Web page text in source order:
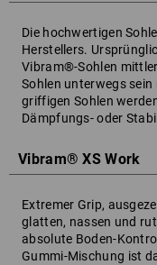
Die hochwertigen
Herstellers.
Vibram®-Sohlen
Sohlen unterwegs sein
griffigen Sohlen
Dämpfungs- oder
Vibram® XS Work
Extremer Grip,
glatten, nassen und
absolute Boden-
Gummi-Mischung ist